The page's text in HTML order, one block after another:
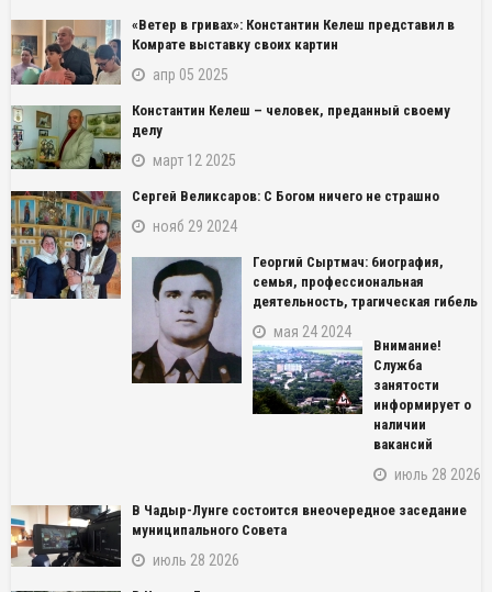
«Ветер в гривах»: Константин Келеш представил в
Комрате выставку своих картин
апр 05 2025
Константин Келеш – человек, преданный своему
делу
март 12 2025
Сергей Великсаров: С Богом ничего не страшно
нояб 29 2024
Георгий Сыртмач: биография,
семья, профессиональная
деятельность, трагическая гибель
мая 24 2024
Внимание!
Служба
занятости
информирует о
наличии
вакансий
июль 28 2026
В Чадыр-Лунге состоится внеочередное заседание
муниципального Совета
июль 28 2026